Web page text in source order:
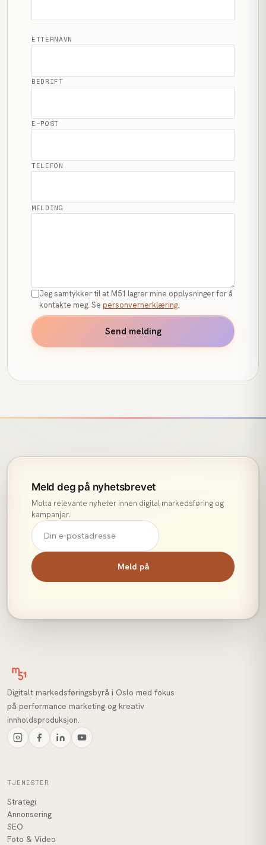
ETTERNAVN
BEDRIFT
E-POST
TELEFON
MELDING
Jeg samtykker til at M51 lagrer mine opplysninger for å
kontakte meg. Se personvernerklæring.
Send melding
Meld deg på nyhetsbrevet
Motta relevante nyheter innen digital markedsføring og
kampanjer.
Meld på
Digitalt markedsføringsbyrå i Oslo med fokus
på performance marketing og kreativ
innholdsproduksjon.
TJENESTER
Strategi
Annonsering
SEO
Foto & Video